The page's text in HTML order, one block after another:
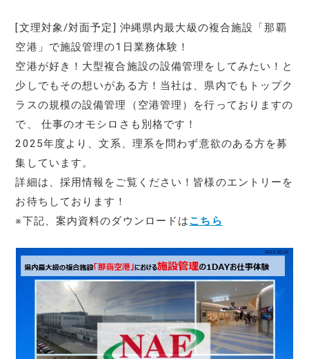
[文理対象/対面予定] 沖縄県内最大級の複合施設「那覇
空港」で施設管理の1日業務体験！
空港が好き！大型複合施設の設備管理をしてみたい！と
少しでもその想いがある方！当社は、県内でもトップク
ラスの規模の設備管理（空港管理）を行っておりますの
で、 仕事のオモシロさも別格です！
2025年度より、文系、理系を問わず意欲のある方を募
集しています。
詳細は、採用情報をご覧ください！皆様のエントリーを
お待ちしております！
※下記、案内資料のダウンロードはこちら